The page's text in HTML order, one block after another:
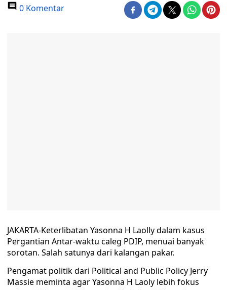
0 Komentar
JAKARTA-Keterlibatan Yasonna H Laolly dalam kasus
Pergantian Antar-waktu caleg PDIP, menuai banyak
sorotan. Salah satunya dari kalangan pakar.
Pengamat politik dari Political and Public Policy Jerry
Massie meminta agar Yasonna H Laoly lebih fokus